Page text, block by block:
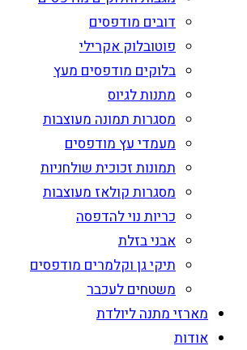
דובים מודפסים
פוטובלוק אקרילי
בלוקים מודפסים מעץ
מתנות לגיוס
מסגרות תמונה מעוצבות
מעמדי עץ מודפסים
תמונות זכוכית שולחניות
מסגרות קולאז מעוצבות
כריות נוי להדפסה
אבני בזלת
תיקי גן וקלמרים מודפסים
משטחים לעכבר
מארזי מתנה ליולדת
אודות